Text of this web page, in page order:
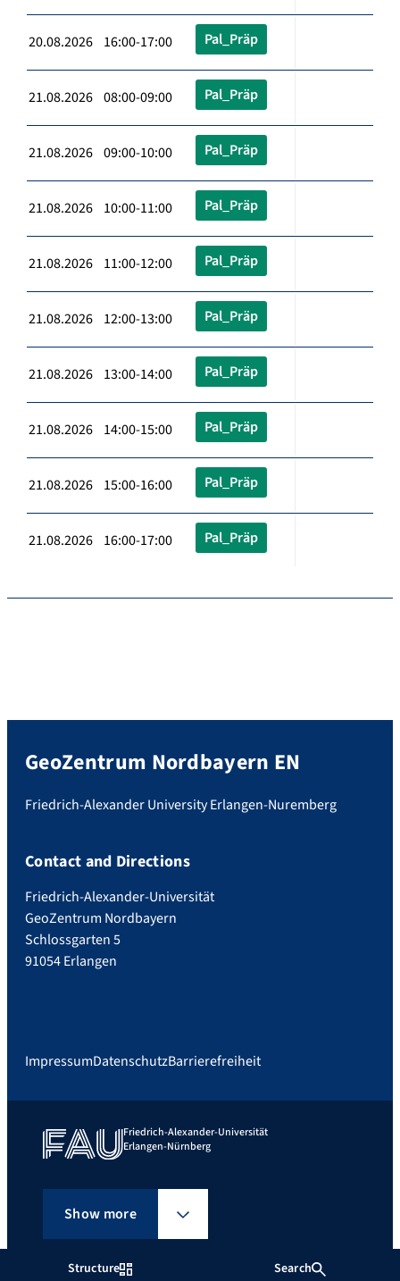
Structure Search
20.08.2026 16:00-17:00 Pal_Präp
21.08.2026 08:00-09:00 Pal_Präp
21.08.2026 09:00-10:00 Pal_Präp
21.08.2026 10:00-11:00 Pal_Präp
21.08.2026 11:00-12:00 Pal_Präp
21.08.2026 12:00-13:00 Pal_Präp
21.08.2026 13:00-14:00 Pal_Präp
21.08.2026 14:00-15:00 Pal_Präp
21.08.2026 15:00-16:00 Pal_Präp
21.08.2026 16:00-17:00 Pal_Präp
GeoZentrum Nordbayern EN
Friedrich-Alexander University Erlangen-Nuremberg
Contact and Directions
Friedrich-Alexander-Universität
GeoZentrum Nordbayern
Schlossgarten 5
91054 Erlangen
ImpressumDatenschutzBarrierefreiheit
Friedrich-Alexander-Universität
Erlangen-Nürnberg
Show more